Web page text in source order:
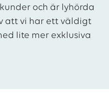
och är lyhörda
att vi har ett väldigt
lite mer exklusiva